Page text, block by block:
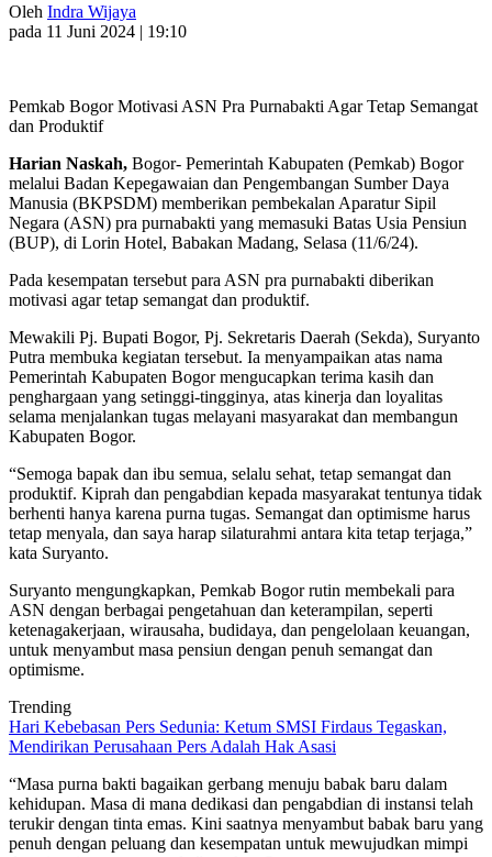
Oleh Indra Wijaya
pada 11 Juni 2024 | 19:10
Pemkab Bogor Motivasi ASN Pra Purnabakti Agar Tetap Semangat
dan Produktif
Harian Naskah, Bogor- Pemerintah Kabupaten (Pemkab) Bogor
melalui Badan Kepegawaian dan Pengembangan Sumber Daya
Manusia (BKPSDM) memberikan pembekalan Aparatur Sipil
Negara (ASN) pra purnabakti yang memasuki Batas Usia Pensiun
(BUP), di Lorin Hotel, Babakan Madang, Selasa (11/6/24).
Pada kesempatan tersebut para ASN pra purnabakti diberikan
motivasi agar tetap semangat dan produktif.
Mewakili Pj. Bupati Bogor, Pj. Sekretaris Daerah (Sekda), Suryanto
Putra membuka kegiatan tersebut. Ia menyampaikan atas nama
Pemerintah Kabupaten Bogor mengucapkan terima kasih dan
penghargaan yang setinggi-tingginya, atas kinerja dan loyalitas
selama menjalankan tugas melayani masyarakat dan membangun
Kabupaten Bogor.
“Semoga bapak dan ibu semua, selalu sehat, tetap semangat dan
produktif. Kiprah dan pengabdian kepada masyarakat tentunya tidak
berhenti hanya karena purna tugas. Semangat dan optimisme harus
tetap menyala, dan saya harap silaturahmi antara kita tetap terjaga,”
kata Suryanto.
Suryanto mengungkapkan, Pemkab Bogor rutin membekali para
ASN dengan berbagai pengetahuan dan keterampilan, seperti
ketenagakerjaan, wirausaha, budidaya, dan pengelolaan keuangan,
untuk menyambut masa pensiun dengan penuh semangat dan
optimisme.
Trending
Hari Kebebasan Pers Sedunia: Ketum SMSI Firdaus Tegaskan,
Mendirikan Perusahaan Pers Adalah Hak Asasi
“Masa purna bakti bagaikan gerbang menuju babak baru dalam
kehidupan. Masa di mana dedikasi dan pengabdian di instansi telah
terukir dengan tinta emas. Kini saatnya menyambut babak baru yang
penuh dengan peluang dan kesempatan untuk mewujudkan mimpi